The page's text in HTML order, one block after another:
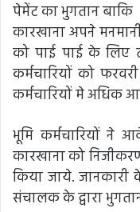
पेमेंट का भुगतान बाकि
कारखाना अपने
को पाई पाई के लिए
कर्मचारियों को
कर्मचारियों मे अधिक
भूमि कर्मचारियों ने
कारखाना को
किया जाये. जानकारी
संचालक के द्वारा